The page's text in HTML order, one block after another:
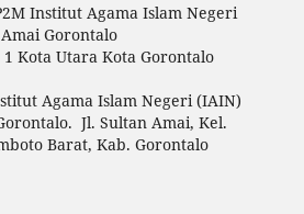
Institut Agama Islam Negeri
Gorontalo
1 Kota Utara Kota Gorontalo
Agama Islam Negeri (IAIN)
Jl. Sultan Amai, Kel.
Barat, Kab. Gorontalo